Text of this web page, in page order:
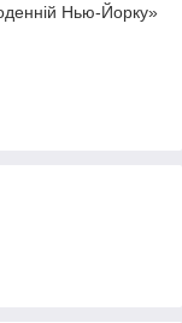
Нью-Йорку»